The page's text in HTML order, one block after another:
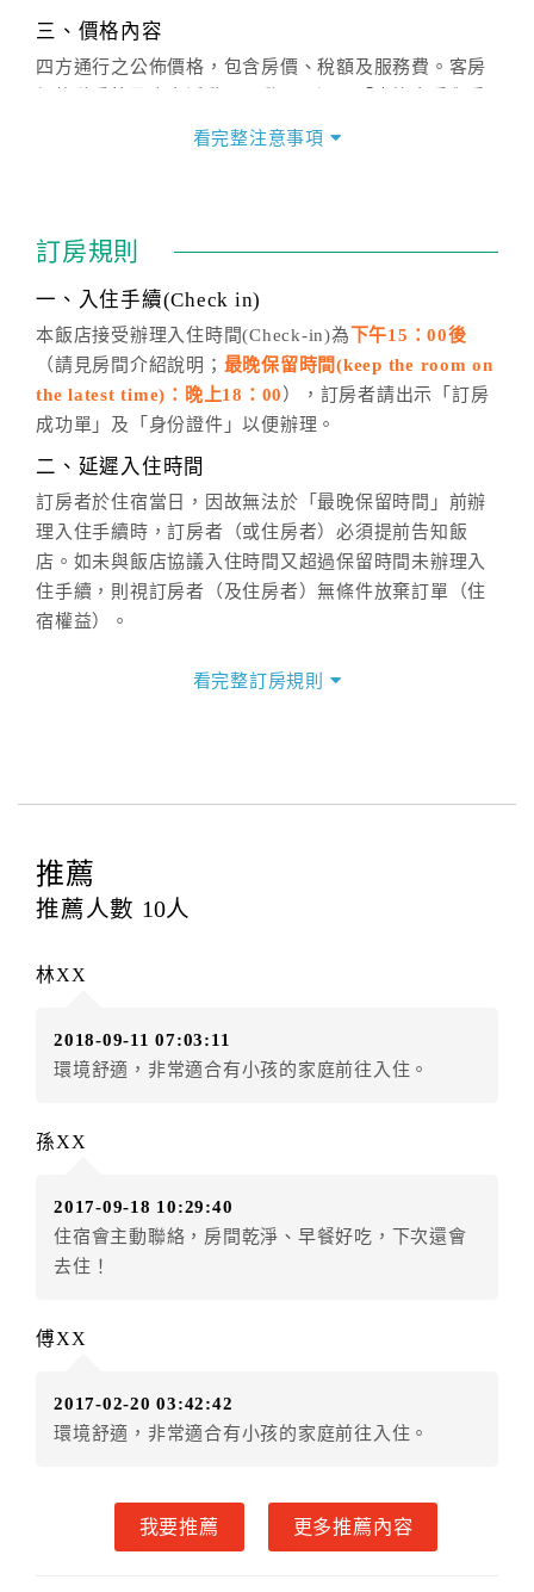
三、價格內容
四方通行之公佈價格，包含房價、稅額及服務費。客房
價」之當日價格為標準。
話方式異動訂單。
※非客服時間之申辦異動，皆為次日計算及辦理。
五、客服時間
週一至週日，上午9:00～晚上6:00
六、聯絡方式
(07)9682715 。
看完整注意事項
訂房規則
一、入住手續(Check in)
本飯店接受辦理入住時間(Check-in)為下午15：00後
（請見房間介紹說明； 最晚保留時間(keep the room on
the latest time)：晚上18：00 ），訂房者請出示「訂房
成功單」及「身份證件」以便辦理。
二、延遲入住時間
訂房者於住宿當日，因故無法於「最晚保留時間」前辦
理入住手續時，訂房者（或住房者）必須提前告知飯
店。如未與飯店協議入住時間又超過保留時間未辦理入
住手續，則視訂房者（及住房者）無條件放棄訂單（住
宿權益）。
四、訂單異動
提出申辦不得異動訂單。
每筆訂單異動限定
辦理取消退款。
房者應補足差額。（限原訂飯店）
房者不得要求退其差額。（限原訂飯店）
額3個月
．訂房者使用「保留住宿金額」時，請注意！為避免飯
店客滿，敬請及早計畫，如逾時未提出申辦，視同無條
件放棄訂單（住宿權益）。 （限原訂飯店使用）
得辦理取消退款。
．訂單異動後，訂單費用總計小於原訂單費用總計時，
訂房者因故取消訂單辦理退款，依下列標準申辦：
◎住房日7天前辦理者，訂單費用扣除總計0%為手續費
看完整訂房規則
推薦
推薦人數 10人
林XX
2018-09-11 07:03:11
環境舒適，非常適合有小孩的家庭前往入住。
孫XX
2017-09-18 10:29:40
住宿會主動聯絡，房間乾淨、早餐好吃，下次還會
去住！
傅XX
2017-02-20 03:42:42
環境舒適，非常適合有小孩的家庭前往入住。
我要推薦 更多推薦內容